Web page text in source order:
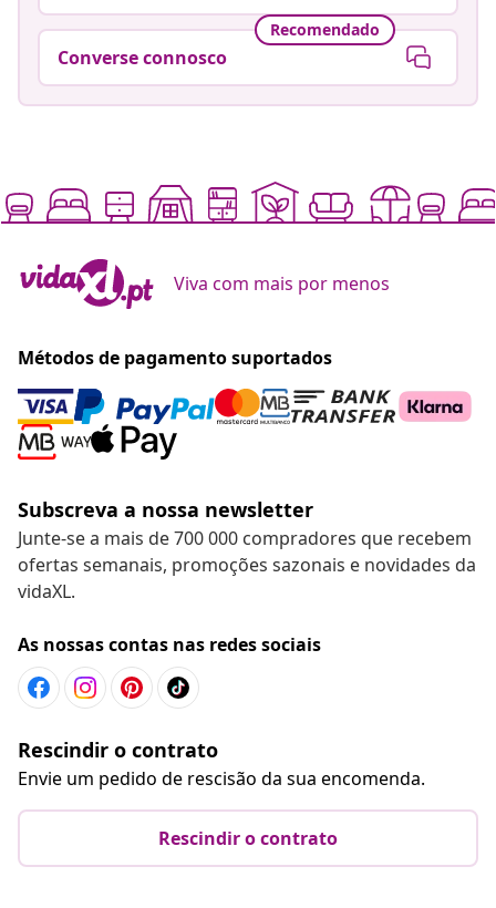
Recomendado
Converse connosco
Viva com mais por menos
Métodos de pagamento suportados
Subscreva a nossa newsletter
Junte-se a mais de 700 000 compradores que recebem
ofertas semanais, promoções sazonais e novidades da
vidaXL.
As nossas contas nas redes sociais
Rescindir o contrato
Envie um pedido de rescisão da sua encomenda.
Rescindir o contrato